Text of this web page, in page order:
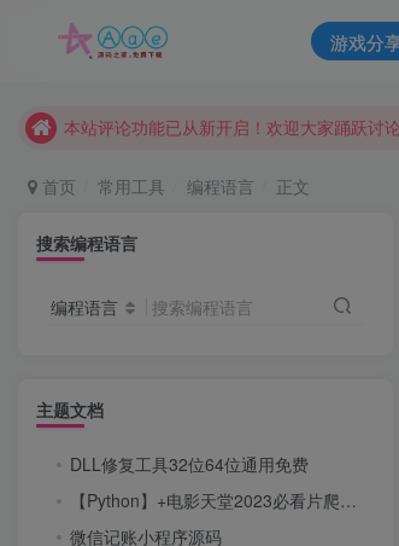
游戏分
请勿相信任何评论区广告！以免上当受骗！
本站评论功能已从新开启！欢迎大家踊跃讨
现在赞助会员享受专属折扣，详情点击此条公
请勿相信任何评论区广告！以免上当受骗！
首页 常用工具 编程语言 正文
搜索编程语言
编程语言 搜索编程语言
主题文档
DLL修复工具32位64位通用免费
【Python】+电影天堂2023必看片爬取+明码可随意修改爬取其他分类
微信记账小程序源码